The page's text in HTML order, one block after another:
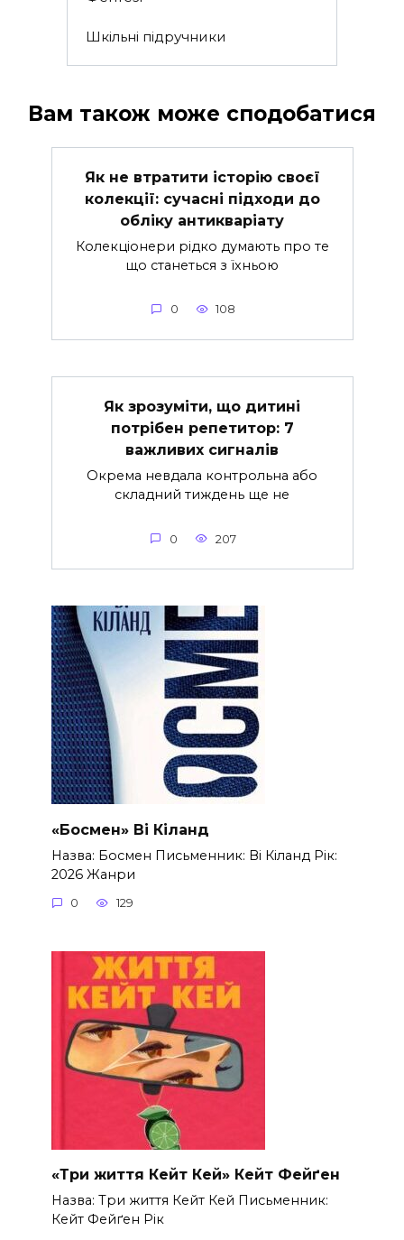
Шкільні підручники
Вам також може сподобатися
Як не втратити історію своєї
колекції: сучасні підходи до
обліку антикваріату
Колекціонери рідко думають про те
що станеться з їхньою
0 108
Як зрозуміти, що дитині
потрібен репетитор: 7
важливих сигналів
Окрема невдала контрольна або
складний тиждень ще не
0 207
«Босмен» Ві Кіланд
Назва: Босмен Письменник: Ві Кіланд Рік:
2026 Жанри
0 129
«Три життя Кейт Кей» Кейт Фейґен
Назва: Три життя Кейт Кей Письменник:
Кейт Фейґен Рік